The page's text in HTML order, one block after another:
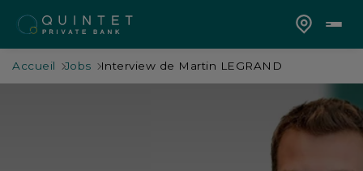
Accueil Jobs Interview de Martin LEGRAND